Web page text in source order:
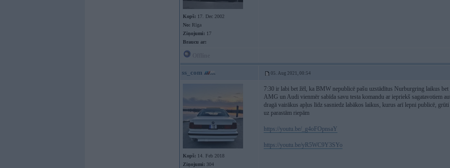
Kopš: 17. Dec 2002
No: Rīga
Ziņojumi: 17
Braucu ar:
ss_com 05. Aug 2021, 00:54
Kopš: 14. Feb 2018
Ziņojumi: 304
7:30 ir labi bet žēl, ka BMW nepublicē pašu uzstādītus Nurburgring laikus bet
AMG un Audi vienmēr sabīda savu testa komandu ar iepriekš sagatavotiem
dragā vairākus apļus līdz sasniedz labākos laikus, kurus arī lepni publicē,
uz parastām riepām
https://youtu.be/_g4oFOpnsaY
https://youtu.be/yR5WC9Y3SYo